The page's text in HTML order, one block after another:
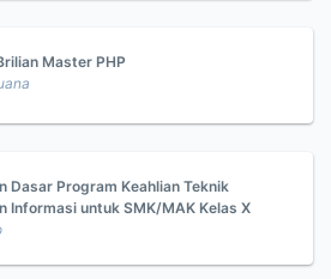
Master PHP
Dasar Program Keahlian Teknik
Informasi untuk SMK/MAK Kelas X